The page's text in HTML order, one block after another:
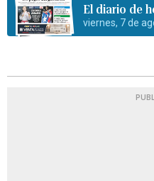
El diario de
viernes, 7 de